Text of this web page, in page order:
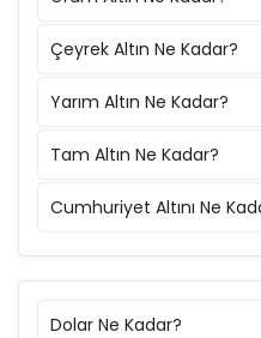
Çeyrek Altın Ne Kadar?
Yarım Altın Ne Kadar?
Tam Altın Ne Kadar?
Cumhuriyet Altını Ne
Dolar Ne Kadar?